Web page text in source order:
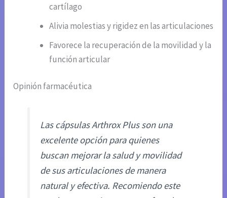
cartílago
Alivia molestias y rigidez en las articulaciones
Favorece la recuperación de la movilidad y la
función articular
Opinión farmacéutica
Las cápsulas Arthrox Plus son una
excelente opción para quienes
buscan mejorar la salud y movilidad
de sus articulaciones de manera
natural y efectiva. Recomiendo este